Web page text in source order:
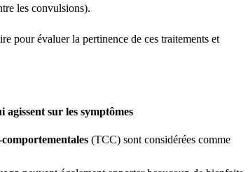
les convulsions).
pour évaluer la pertinence de ces traitements et
sur les symptômes
(TCC) sont considérées comme